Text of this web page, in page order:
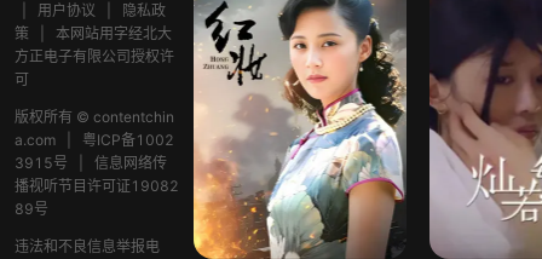
用户协议
隐私政
策
本网站用字经北大
方正电子有限公司授权许
可
版权所有 © contentchin
a.com
粤ICP备1002
3915号
信息网络传
播视听节目许可证19082
89号
违法和不良信息举报电